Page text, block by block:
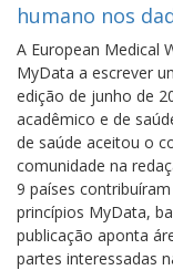
humano nos
A European Medical
MyData a escrever
edição de junho de
acadêmico e de
de saúde aceitou o
comunidade na
9 países
princípios MyData,
publicação aponta
partes interessadas